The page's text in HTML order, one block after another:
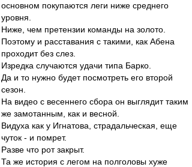
основном покупаются леги ниже среднего
уровня.
Ниже, чем претензии команды на золото.
Поэтому и расставания с такими, как Абена
проходит без слез.
Изредка случаются удачи типа Барко.
Да и то нужно будет посмотреть его второй
сезон.
На видео с весеннего сбора он выглядит таким
же замотанным, как и весной.
Видуха как у Игнатова, страдальческая, еще
чуток - и помрет.
Разве что рот закрыт.
Та же история с легом на полголовы хуже